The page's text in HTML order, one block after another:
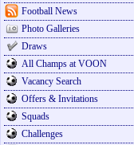
Football News
Photo Galleries
Draws
All Champs at VOON
Vacancy Search
Offers & Invitations
Squads
Challenges